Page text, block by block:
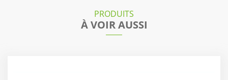
PRODUITS
À VOIR AUSSI